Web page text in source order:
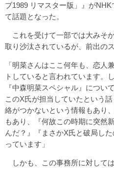
ブ1989 リマスター版」』が
て話題となった。
これを受けて一部では大みそ
取り沙汰されているが、前出の
「明菜さんはここ何年も、恋人
トしていると言われています。
『中森明菜スペシャル』につい
このX氏が担当していたという
絡がつかないという情報もあり
もあり、『何故この時期に突然
んだ？』『まさかX氏と破局し
っています」
しかも、この事務所に対しては